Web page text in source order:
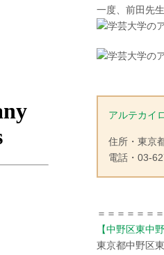
一度、前田先
アルテカイ
住所・東京
電話・03-
＝＝＝＝＝＝
【中野区東中
東京都中野区